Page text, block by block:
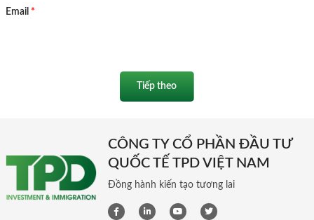
Email *
Tiếp theo
CÔNG TY CỔ PHẦN ĐẦU TƯ
QUỐC TẾ TPD VIỆT NAM
Đồng hành kiến tạo tương lai